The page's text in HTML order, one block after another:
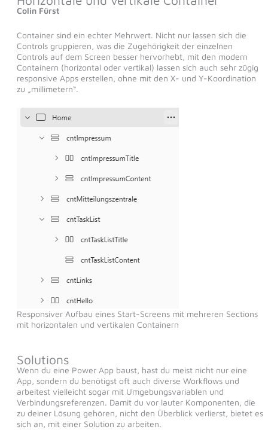
Colin Fürst
Container sind ein echter Mehrwert. Nicht nur lassen sich die
Controls gruppieren, was die Zugehörigkeit der einzelnen
Controls auf dem Screen besser hervorhebt, mit den modern
Containern (horizontal oder vertikal) lassen sich auch sehr zügig
responsive Apps erstellen, ohne mit den X- und Y-Koordination
zu „millimetern“.
Responsiver Aufbau eines Start-Screens mit mehreren Sections
mit horizontalen und vertikalen Containern
Solutions
Wenn du eine Power App baust, hast du meist nicht nur eine
App, sondern du benötigst oft auch diverse Workflows und
arbeitest vielleicht sogar mit Umgebungsvariablen und
Verbindungsreferenzen. Damit du vor lauter Komponenten, die
zu deiner Lösung gehören, nicht den Überblick verlierst, bietet es
sich an, mit einer Solution zu arbeiten.